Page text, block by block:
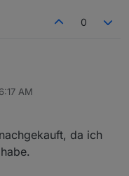
0
AM
da ich